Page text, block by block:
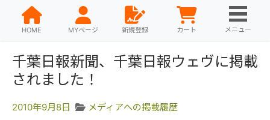
HOME MYページ 新規登録 カート メニュー
千葉日報新聞、千葉日報ウェヴに掲載
されました！
2010年9月8日 メディアへの掲載履歴